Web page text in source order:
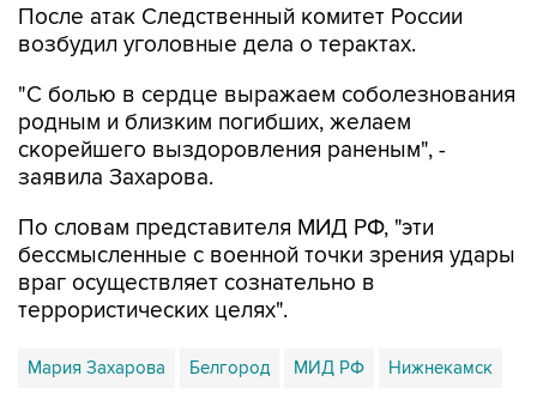
После атак Следственный комитет России
возбудил уголовные дела о терактах.
"С болью в сердце выражаем соболезнования
родным и близким погибших, желаем
скорейшего выздоровления раненым", -
заявила Захарова.
По словам представителя МИД РФ, "эти
бессмысленные с военной точки зрения удары
враг осуществляет сознательно в
террористических целях".
Мария Захарова Белгород МИД РФ Нижнекамск